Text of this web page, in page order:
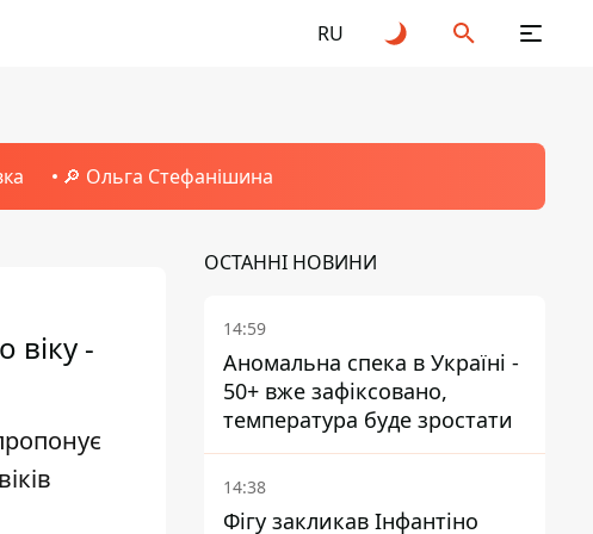
RU
🔎 Ольга Стефанішина
віку -
ОСТАННІ НОВИНИ
14:59
Аномальна спека в Україні -
50+ вже зафіксовано,
температура буде зростати
14:38
Фігу закликав Інфантіно